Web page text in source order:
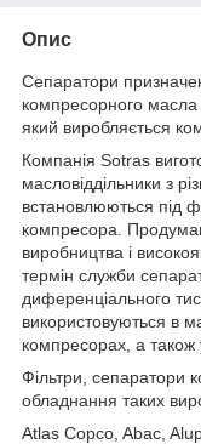
Опис
Сепаратори
компресорного масла
який виробляється
Компанія Sotras
масловіддільники з
встановлюються під
компресора.
виробництва і
термін служби
диференціального
використовуються в
компресорах, а також
Фільтри, сепаратори
обладнання таких
Atlas Copco, Abac,